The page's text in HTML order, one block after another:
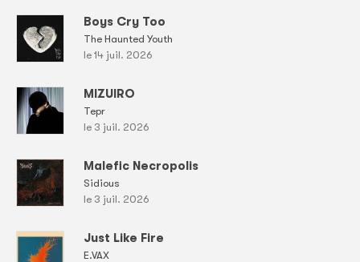
Boys Cry Too
The Haunted Youth
le 14 juil. 2026
MIZUIRO
Tepr
le 3 juil. 2026
Malefic Necropolis
Sidious
le 3 juil. 2026
Just Like Fire
E.VAX